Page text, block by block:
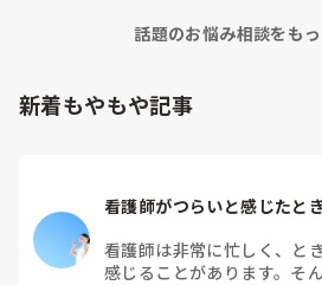
話題のお悩み相談をも
新着もやもや記事
看護師がつらいと感じたと
看護師は非常に忙しく、と
感じることがあります。そ